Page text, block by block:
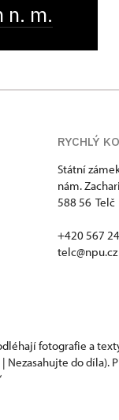
n. m.
RYCHLÝ
Státní
nám.
588 56 Telč
+420 567
telc@npu.cz
fotografie a
do díla).